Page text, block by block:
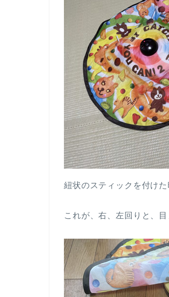
紐状のスティックを付けた
これが、右、左回りと、目